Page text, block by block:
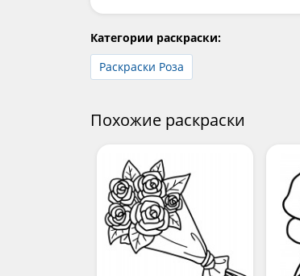
Категории раскраски:
Раскраски Роза
Похожие раскраски